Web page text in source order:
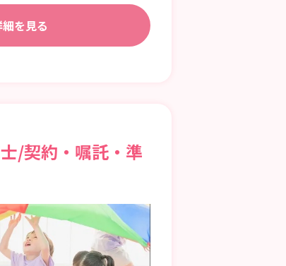
を見る
/契約・嘱託・準